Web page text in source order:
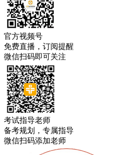
官方视频号
免费直播，订阅提醒
微信扫码即可关注
考试指导老师
备考规划，专属指导
微信扫码添加老师